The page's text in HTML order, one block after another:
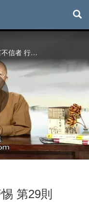
水不動者 湖泊不清 志不強者 智力不遠 言不信者 行持不果 心不堅者 道學不成
第29則